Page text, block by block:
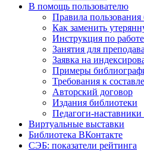
В помощь пользователю
Правила пользования
Как заменить
Инструкция по
Занятия для
Заявка на
Примеры
Требования к
Авторский договор
Издания библиотеки
Педагоги-
Виртуальные выставки
Библиотека ВКонтакте
СЭБ: показатели рейтинга